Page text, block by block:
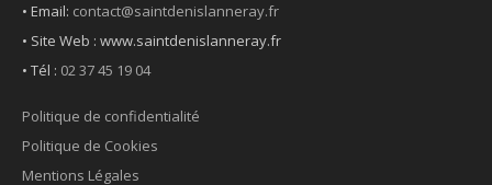
• Email: contact@saintdenislanneray.fr
• Site Web : www.saintdenislanneray.fr
• Tél : 02 37 45 19 04
Politique de confidentialité
Politique de Cookies
Mentions Légales